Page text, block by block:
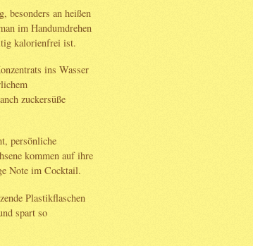
besonders an heißen
im Handumdrehen
kalorienfrei ist.
ins Wasser
zuckersüße
persönliche
kommen auf ihre
Note im Cocktail.
Plastikflaschen
spart so